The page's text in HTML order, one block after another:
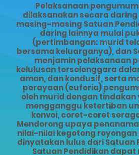
Pelaksanaan
dilaksanakan secara
masing-masing Satuan
daring lainnya mulai
(pertimbangan: murid
bersama keluarganya), dan
menjamin pelaksanaan
kelulusan terselenggara
aman, dan kondusif, serta
perayaan (euforia)
oleh murid dengan
mengganggu ketertiban
konvoi, coret-coret
Mendorong upaya
nilai-nilai kegotong
dinyatakan lulus dari Satuan
Satuan Pendidikan